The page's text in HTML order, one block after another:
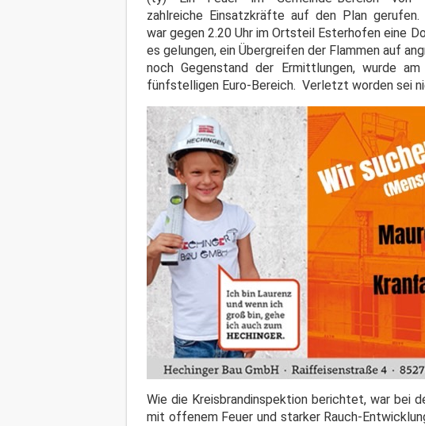
zahlreiche Einsatzkräfte auf den Plan
war gegen 2.20 Uhr im Ortsteil Esterhofen eine
es gelungen, ein Übergreifen der Flammen auf
noch Gegenstand der Ermittlungen, wurde
fünfstelligen Euro-Bereich. Verletzt worden sei
Wie die Kreisbrandinspektion berichtet, war bei
mit offenem Feuer und starker Rauch-